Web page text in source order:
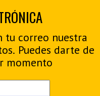
tu correo nuestra
Puedes darte de
momento